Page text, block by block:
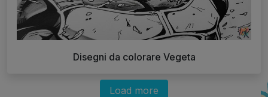
Disegni da colorare Vegeta
Load more